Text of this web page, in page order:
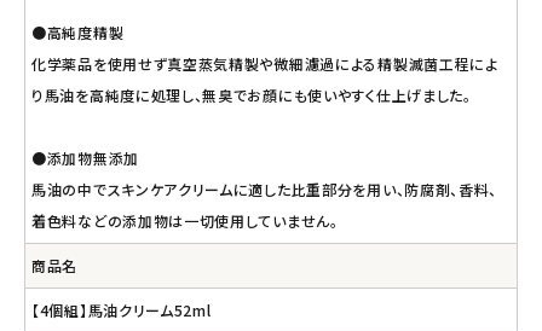
●高純度精製
化学薬品を使用せず真空蒸気精製や微細濾過による精製滅菌工程によ
り馬油を高純度に処理し、無臭でお顔にも使いやすく仕上げました。
●添加物無添加
馬油の中でスキンケアクリームに適した比重部分を用い、防腐剤、香料、
着色料などの添加物は一切使用していません。
商品名
【4個組】馬油クリーム52ml